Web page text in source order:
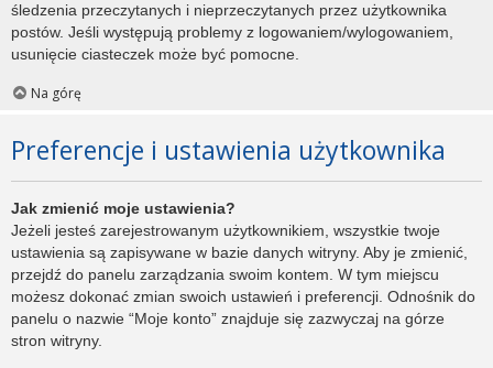
śledzenia przeczytanych i nieprzeczytanych przez użytkownika
postów. Jeśli występują problemy z logowaniem/wylogowaniem,
usunięcie ciasteczek może być pomocne.
Na górę
Preferencje i ustawienia użytkownika
Jak zmienić moje ustawienia?
Jeżeli jesteś zarejestrowanym użytkownikiem, wszystkie twoje
ustawienia są zapisywane w bazie danych witryny. Aby je zmienić,
przejdź do panelu zarządzania swoim kontem. W tym miejscu
możesz dokonać zmian swoich ustawień i preferencji. Odnośnik do
panelu o nazwie “Moje konto” znajduje się zazwyczaj na górze
stron witryny.